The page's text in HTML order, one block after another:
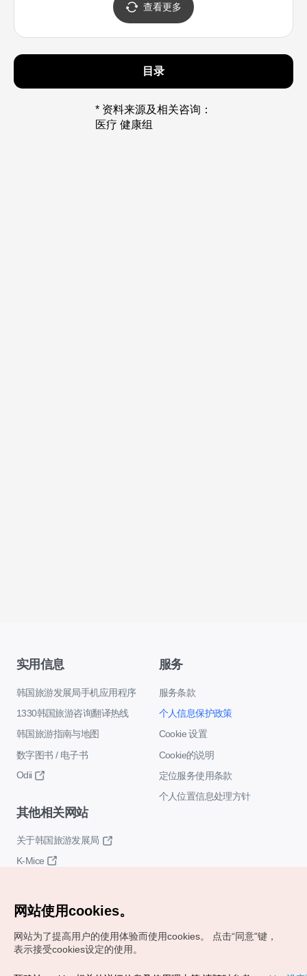
查看更多
目录
* 资料来源及相关咨询：
医疗 健康组
实用信息
韩国旅游发展局手机应用程序
1330韩国旅游咨询翻译热线
韩国旅游指南与地图
数字图书 / 电子书
Odii
服务
服务条款
个人信息保护政策
Cookie 设置
Cookie的说明
定位服务使用条款
个人位置信息处理方针
其他相关网站
关于韩国旅游发展局
K-Mice
网站使用cookies。
网站为了提高用户的使用体验而使用cookies。
点击“同意"键，
表示接受cookies设定的使用。